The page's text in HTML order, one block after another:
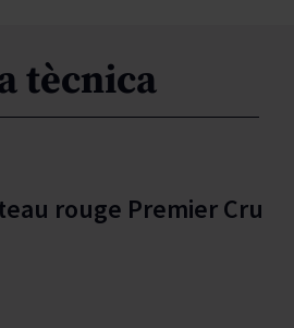
tècnica
rouge Premier Cru